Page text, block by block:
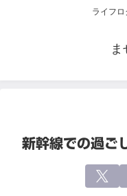
ライフロ
新幹線での過ご